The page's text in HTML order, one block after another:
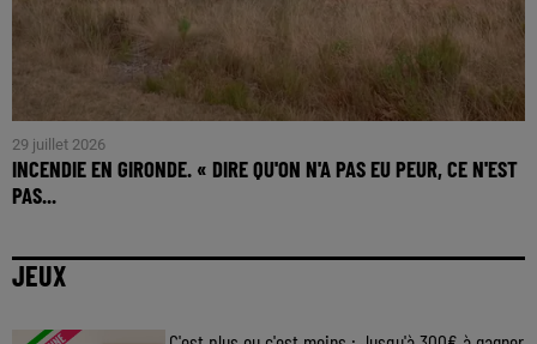
29 juillet 2026
INCENDIE EN GIRONDE. « DIRE QU'ON N'A PAS EU PEUR, CE N'EST
PAS...
JEUX